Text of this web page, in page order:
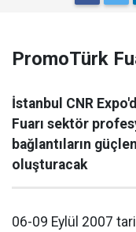
PromoTürk
İstanbul CNR
Fuarı sektör
bağlantıların
oluşturacak
06-09 Eylül 2007